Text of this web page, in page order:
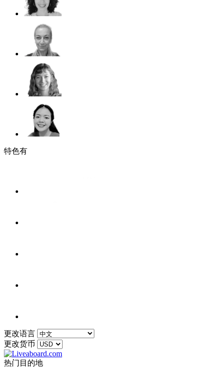
特色有
更改语言
更改货币
热门目的地